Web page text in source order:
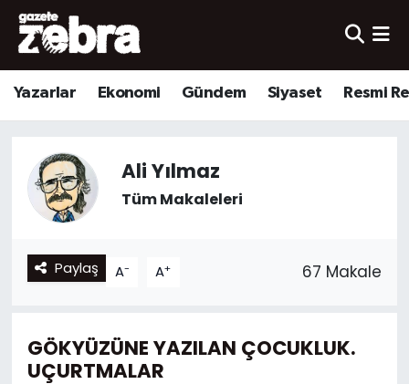
Yazarlar Ekonomi Gündem Siyaset Resmi
Ali Yılmaz
Tüm Makaleleri
Paylaş A- A+ 67 Makale
GÖKYÜZÜNE YAZILAN ÇOCUKLUK.
UÇURTMALAR
Yazarlar
Ekonomi
Kültür-Sanat
Yerel
Spor
Nöbetçi Eczaneler
Hava Durumu
Trafik Durumu
Süper Lig Puan Durumu ve Fikstür
Tüm Manşetler
Haber Arşivi